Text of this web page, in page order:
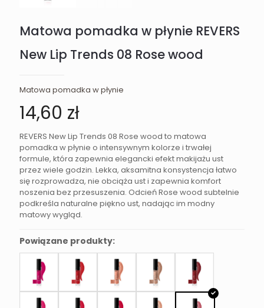
Matowa pomadka w płynie REVERS
New Lip Trends 08 Rose wood
Matowa pomadka w płynie
14,60 zł
REVERS New Lip Trends 08 Rose wood to matowa
pomadka w płynie o intensywnym kolorze i trwałej
formule, która zapewnia elegancki efekt makijażu ust
przez wiele godzin. Lekka, aksamitna konsystencja łatwo
się rozprowadza, nie obciąża ust i zapewnia komfort
noszenia bez przesuszenia. Odcień Rose wood subtelnie
podkreśla naturalne piękno ust, nadając im modny
matowy wygląd.
Powiązane produkty: